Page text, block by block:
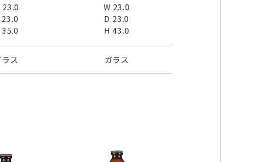
23.0
23.0
ラス
W 23.0
D 23.0
H 43.0
ガラス